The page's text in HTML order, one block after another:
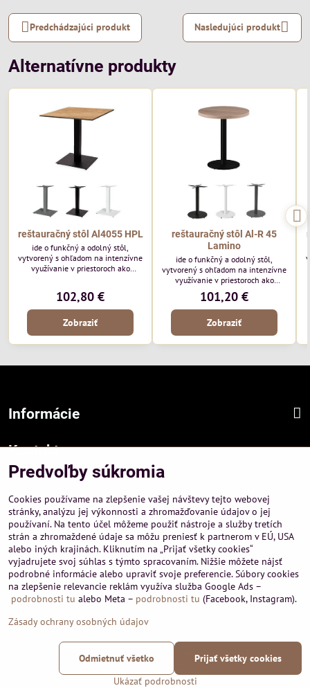
Predchádzajúci produkt Nasledujúci produkt
Alternatívne produkty
reštauračný stôl Al4055 HPL
ide o funkčný a odolný stôl,
vytvorený s ohľadom na intenzívne
využívanie v priestoroch ako
sektor HoReCa. Reštauračný stolík s
podstavou 40x55 cm.
102,80 €
Zobraziť
reštauračný stôl Al-R 45
Lamino
ide o funkčný a odolný stôl,
vytvorený s ohľadom na intenzívne
využívanie v priestoroch ako
vonkajších (iba stolový plát HPL
alebo Werzalit), tak aj vnútorných
(Lamino). Bol vytvorený s
myšlienkou na náročný sektor
101,20 €
Zobraziť
Informácie
Kontakt
Sídlo firmy :
Hurbanová 3807/21, 03601 Martin
Prevádzka a obchodné informácie :
A-PEMA, s.r.o.
Severná 14, 03601 Martin
+421 911 532545
+421 903 807209
©2026Copyright
Predvoľby súkromia
Zásady ochrany osobných údajov
Podmienky používania
Vytvorené pomocou:BiznisWeb.sk
Predvoľby súkromia
Cookies používame na zlepšenie vašej návštevy tejto webovej
stránky, analýzu jej výkonnosti a zhromažďovanie údajov o jej
používaní. Na tento účel môžeme použiť nástroje a služby tretích
strán a zhromaždené údaje sa môžu preniesť k partnerom v EÚ, USA
alebo iných krajinách. Kliknutím na „Prijať všetky cookies“
vyjadrujete svoj súhlas s týmto spracovaním. Nižšie môžete nájsť
podrobné informácie alebo upraviť svoje preferencie. Súbory cookies
na zlepšenie relevancie reklám využíva služba Google Ads –
podrobnosti tu alebo Meta – podrobnosti tu (Facebook, Instagram).
Zásady ochrany osobných údajov
Ukázať podrobnosti
Prijať všetky cookies
Odmietnuť všetko